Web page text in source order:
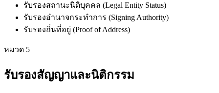
รับรองสถานะนิติบุคคล (Legal Entity Status)
รับรองอำนาจกระทำการ (Signing Authority)
รับรองถิ่นที่อยู่ (Proof of Address)
หมวด 5
รับรองสัญญาและนิติกรรม